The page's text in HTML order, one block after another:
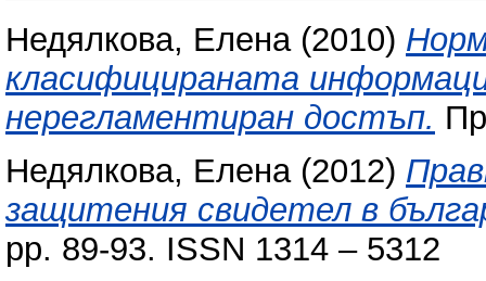
Недялкова, Елена(2010)
класифицираната
нерегламентиран достъп.
Недялкова, Елена(2012)
защитения свидетел в
pp. 89-93. ISSN 1314 – 5312